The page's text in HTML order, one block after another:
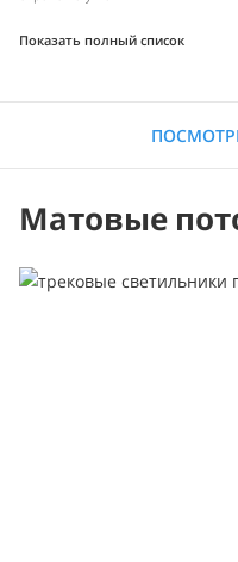
Показать полный список
Матовые